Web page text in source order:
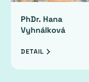
PhDr. Hana
Vyhnálková
DETAIL